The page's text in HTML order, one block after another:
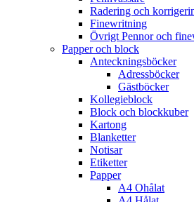
Radering och
Finewritning
Övrigt Pennor och
Papper och block
Anteckningsböcker
Adressböcker
Gästböcker
Kollegieblock
Block och blockkuber
Kartong
Blanketter
Notisar
Etiketter
Papper
A4 Ohålat